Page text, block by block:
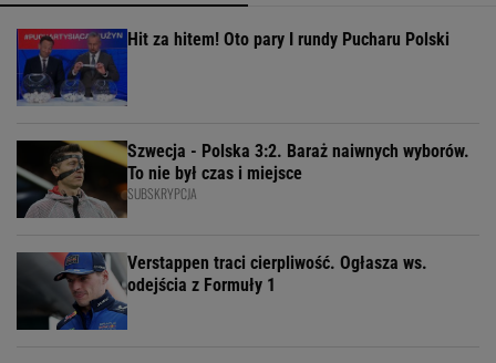
Hit za hitem! Oto pary I rundy Pucharu Polski
Szwecja - Polska 3:2. Baraż naiwnych wyborów.
To nie był czas i miejsce
SUBSKRYPCJA
Verstappen traci cierpliwość. Ogłasza ws.
odejścia z Formuły 1